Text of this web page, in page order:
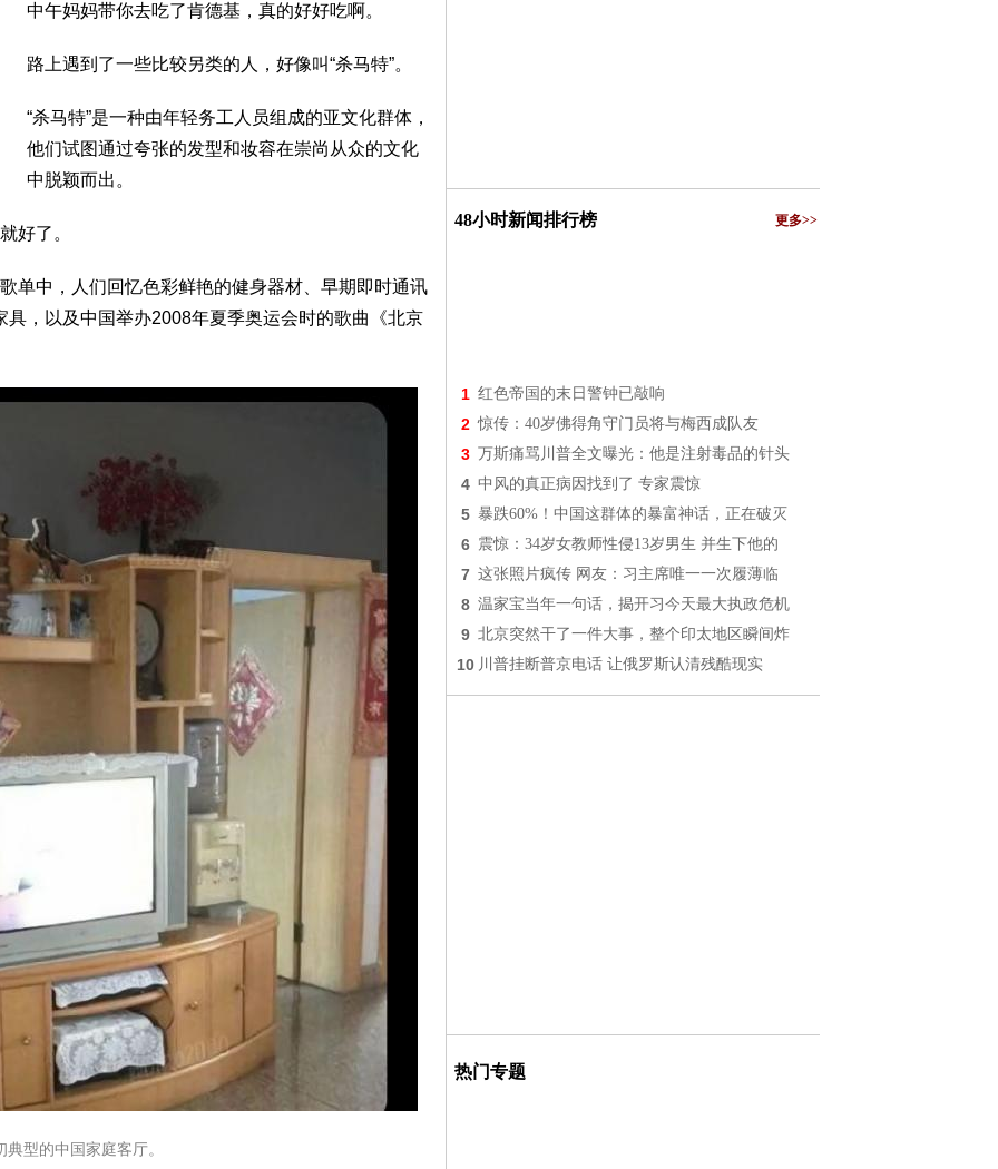
中午妈妈带你去吃了肯德基，真的好好吃啊。
路上遇到了一些比较另类的人，好像叫“杀马特”。
“杀马特”是一种由年轻务工人员组成的亚文化群体，
他们试图通过夸张的发型和妆容在崇尚从众的文化
中脱颖而出。
好了。
单中，人们回忆色彩鲜艳的健身器材、早期即时通讯
，以及中国举办2008年夏季奥运会时的歌曲《北京
典型的中国家庭客厅。
48小时新闻排行榜 更多>>
1 红色帝国的末日警钟已敲响
2 惊传：40岁佛得角守门员将与梅西成队友
3 万斯痛骂川普全文曝光：他是注射毒品的针头
4 中风的真正病因找到了 专家震惊
5 暴跌60%！中国这群体的暴富神话，正在破灭
6 震惊：34岁女教师性侵13岁男生 并生下他的
7 这张照片疯传 网友：习主席唯一一次履薄临
8 温家宝当年一句话，揭开习今天最大执政危机
9 北京突然干了一件大事，整个印太地区瞬间炸
10 川普挂断普京电话 让俄罗斯认清残酷现实
热门专题